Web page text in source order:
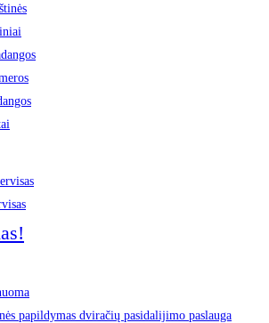
papildymas dviračių pasidalijimo paslauga